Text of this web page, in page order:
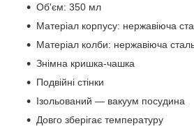
Об'єм: 350 мл
Матеріал корпусу: нержавіюча
Матеріал колби: нержавіюча
Знімна кришка-чашка
Подвійні стінки
Ізольований — вакуум посудина
Довго зберігає температуру